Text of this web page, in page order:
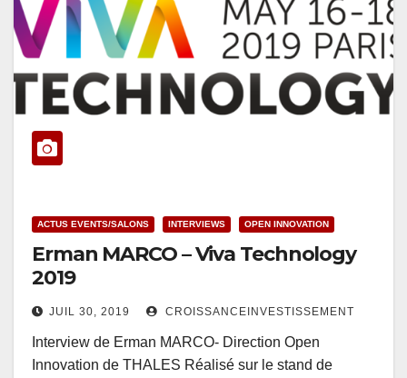
ACTUS EVENTS/SALONS INTERVIEWS OPEN INNOVATION
Erman MARCO – Viva Technology
2019
JUIL 30, 2019 CROISSANCEINVESTISSEMENT
Interview de Erman MARCO- Direction Open
Innovation de THALES Réalisé sur le stand de